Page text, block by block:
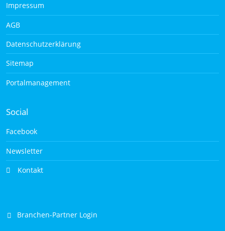
Impressum
AGB
Datenschutzerklärung
Sitemap
Portalmanagement
Social
Facebook
Newsletter
Kontakt
Branchen-Partner Login